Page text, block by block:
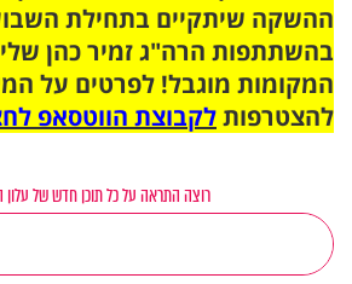
ההשקה שיתקיים בתחילת
בהשתתפות הרה"ג זמיר כהן
המקומות מוגבל! לפרטים על
להצטרפותלקבוצת הווטסאפ
רוצה התראה על כל תוכן חדש של עלון